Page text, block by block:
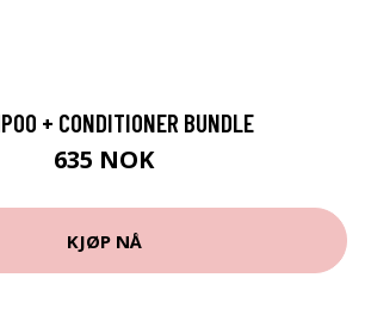
+ CONDITIONER BUNDLE
635 NOK
KJØP NÅ